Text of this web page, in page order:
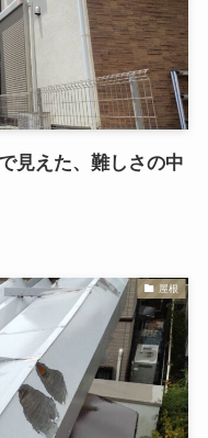
見えた、難しさの中
屋根